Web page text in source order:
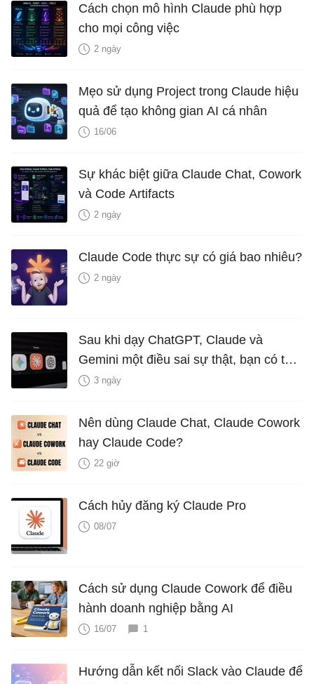
Cách chọn mô hình Claude phù hợp
cho mọi công việc
2 ngày
Mẹo sử dụng Project trong Claude hiệu
quả để tạo không gian AI cá nhân
16/06
Sự khác biệt giữa Claude Chat, Cowork
và Code Artifacts
2 ngày
Claude Code thực sự có giá bao nhiêu?
2 ngày
Sau khi dạy ChatGPT, Claude và
Gemini một điều sai sự thật, bạn có thể
xóa bỏ không?
3 ngày
Nên dùng Claude Chat, Claude Cowork
hay Claude Code?
22 giờ
Cách hủy đăng ký Claude Pro
08/07
Cách sử dụng Claude Cowork để điều
hành doanh nghiệp bằng AI
16/07 1
Hướng dẫn kết nối Slack vào Claude để